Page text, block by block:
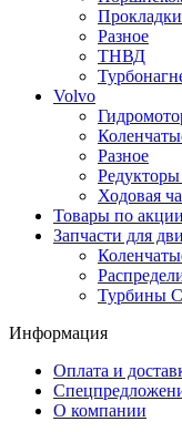
Прокладки
Разное
ТНВД
Volvo
Разное
Редукторы
Ходовая
Товары по акции
Запчасти для
Турбины
Информация
Оплата и
О компании